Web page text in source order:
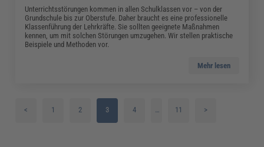
Unterrichtsstörungen kommen in allen Schulklassen vor – von der
Grundschule bis zur Oberstufe. Daher braucht es eine professionelle
Klassenführung der Lehrkräfte. Sie sollten geeignete Maßnahmen
kennen, um mit solchen Störungen umzugehen. Wir stellen praktische
Beispiele und Methoden vor.
Mehr lesen
< 1 2 3 4 … 11 >